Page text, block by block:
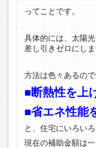
ってことです。
具体的には、太陽
差し引きゼロにしま
方法は色々あるので
■断熱性を上
■省エネ性能
と、住宅にいろい
現在の補助金額は